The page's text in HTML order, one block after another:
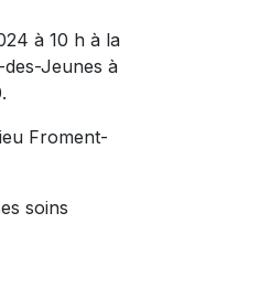
à 10 h à la
des-Jeunes à
Froment-
soins